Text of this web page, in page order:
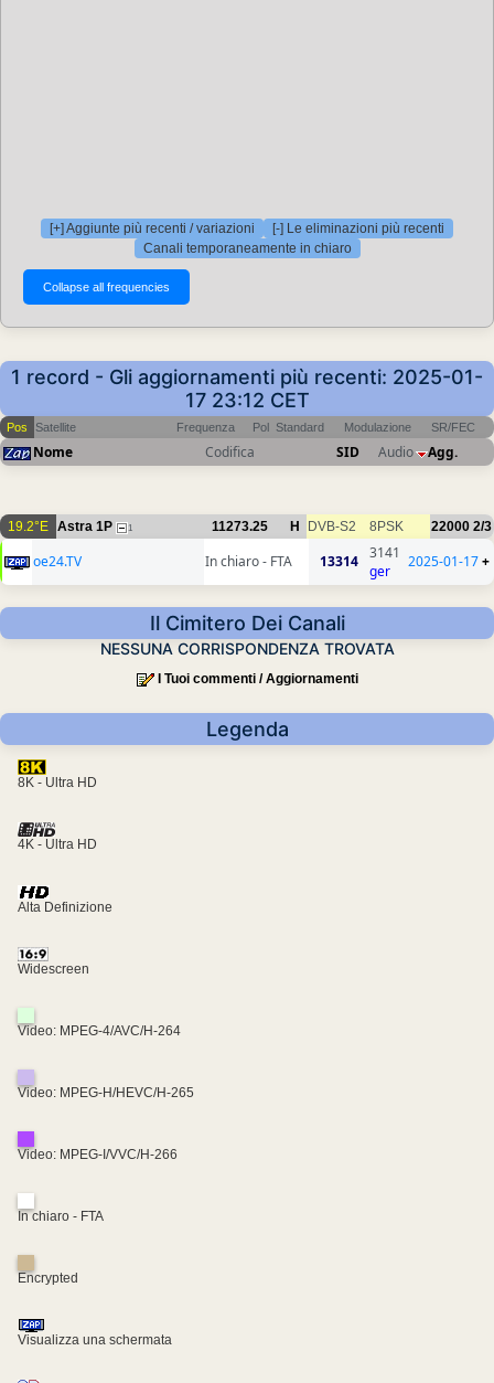
[+] Aggiunte più recenti / variazioni
[-] Le eliminazioni più recenti
Canali temporaneamente in chiaro
1 record - Gli aggiornamenti più recenti: 2025-01-
17 23:12 CET
Pos Satellite Frequenza Pol Standard Modulazione SR/FEC
Nome Codifica SID Audio Agg.
19.2°E Astra 1P 1 11273.25 H DVB-S2 8PSK 22000 2/3
oe24.TV In chiaro - FTA 13314
3141
ger
2025-01-17+
Il Cimitero Dei Canali
NESSUNA CORRISPONDENZA TROVATA
I Tuoi commenti / Aggiornamenti
Legenda
8K - Ultra HD
4K - Ultra HD
Alta Definizione
Widescreen
Video: MPEG-4/AVC/H-264
Video: MPEG-H/HEVC/H-265
Video: MPEG-I/VVC/H-266
In chiaro - FTA
Encrypted
Visualizza una schermata